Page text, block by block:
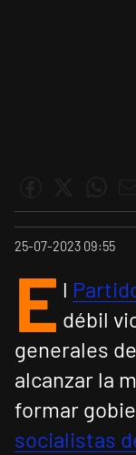
25-07-2023 09:55
E l
débil
generales
alcanzar la
formar
socialistas